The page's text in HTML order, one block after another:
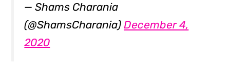
— Shams Charania
(@ShamsCharania)December 4,
2020